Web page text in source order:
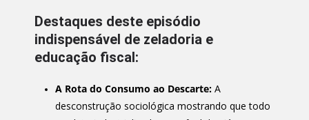
Destaques deste episódio
indispensável de zeladoria e
educação fiscal:
A Rota do Consumo ao Descarte: A
desconstrução sociológica mostrando que todo